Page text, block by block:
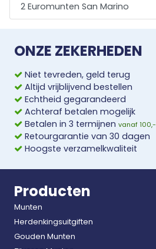
2 Euromunten San Marino
ONZE ZEKERHEDEN
Niet tevreden, geld terug
Altijd vrijblijvend bestellen
Echtheid gegarandeerd
Achteraf betalen mogelijk
Betalen in 3 termijnen vanaf 100,-
Retourgarantie van 30 dagen
Hoogste verzamelkwaliteit
Producten
Munten
Herdenkingsuitgiften
Gouden Munten